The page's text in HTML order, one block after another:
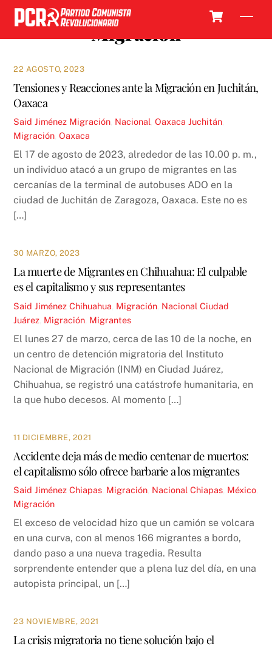
Skip
content
Migración
22 AGOSTO, 2023
Tensiones y Reacciones ante la Migración en Juchitán,
Oaxaca
Said Jiménez Migración Nacional ,Oaxaca Juchitán
Migración ,Oaxaca
El 17 de agosto de 2023, alrededor de las 10.00 p. m.,
un individuo atacó a un grupo de migrantes en las
cercanías de la terminal de autobuses ADO en la
ciudad de Juchitán de Zaragoza, Oaxaca. Este no es
[…]
30 MARZO, 2023
La muerte de Migrantes en Chihuahua: El culpable
es el capitalismo y sus representantes
Said Jiménez Chihuahua Migración Nacional Ciudad
Juárez Migración Migrantes
El lunes 27 de marzo, cerca de las 10 de la noche, en
un centro de detención migratoria del Instituto
Nacional de Migración (INM) en Ciudad Juárez,
Chihuahua, se registró una catástrofe humanitaria, en
la que hubo decesos. Al momento […]
11 DICIEMBRE, 2021
Accidente deja más de medio centenar de muertos:
el capitalismo sólo ofrece barbarie a los migrantes
Said Jiménez Chiapas Migración Nacional Chiapas México
Migración
El exceso de velocidad hizo que un camión se volcara
en una curva, con al menos 166 migrantes a bordo,
dando paso a una nueva tragedia. Resulta
sorprendente entender que a plena luz del día, en una
autopista principal, un […]
23 NOVIEMBRE, 2021
La crisis migratoria no tiene solución bajo el